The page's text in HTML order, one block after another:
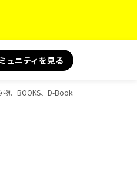
ュニティを見る
、BOOKS、D-Booksのガイドブック一